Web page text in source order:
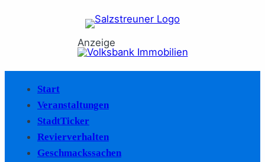
Anzeige
Start
Veranstaltungen
StadtTicker
Revierverhalten
Geschmackssachen